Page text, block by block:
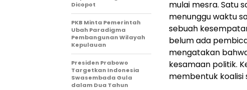
mulai mesra. Satu
menunggu waktu
sebuah
belum ada
mengatakan
kesamaan politik.
membentuk
Dicopot
PKB Minta Pemerintah
Ubah Paradigma
Pembangunan Wilayah
Kepulauan
Presiden Prabowo
Targetkan Indonesia
Swasembada Gula
dalam Dua Tahun